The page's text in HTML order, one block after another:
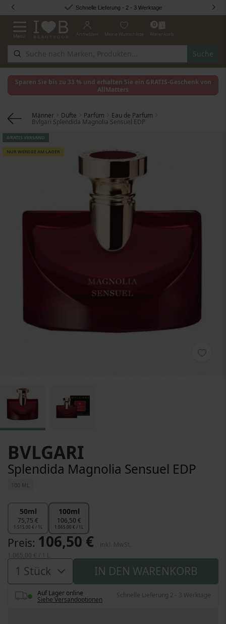
Zum Inhalt springen Schnelle Lieferung - 2 - 3 Werktage
Navigation umschalten
Menü
Suche
Anmelden Meine Wunschliste
0
Warenkorb
Sparen Sie bis zu 33 % und erhalten Sie ein GRATIS-Geschenk von
AllMatters
Männer Düfte Parfüm
Eau de Parfum
Bvlgari Splendida Magnolia Sensuel EDP
Zum Ende der Bildgalerie springen
GRATIS VERSAND
NUR WENIGE AM LAGER
BVLGARI
Splendida Magnolia Sensuel EDP
100 ML
50ml
75,75 €
1.515,00 € / 1L
100ml
106,50 €
1.065,00 € / 1L
Preis 106,50 €
IN DEN WARENKORB
Auf Lager online
Siehe Versandoptionen
Schnelle Lieferung 2 - 3 Werktage